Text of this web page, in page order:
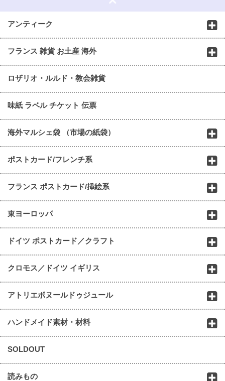
アンティーク
フランス 雑貨 お土産 海外
ロザリオ・ルルド・教会雑貨
味紙 ラベル チケット 伝票
海外マルシェ袋 （市場の紙袋）
ポストカード/フレンチ系
フランス ポストカード/挿絵系
東ヨーロッパ
ドイツ ポストカード／クラフト
クロモス／ドイツ イギリス
アトリエボヌールドゥジュール
ハンドメイド素材・材料
SOLDOUT
読みもの